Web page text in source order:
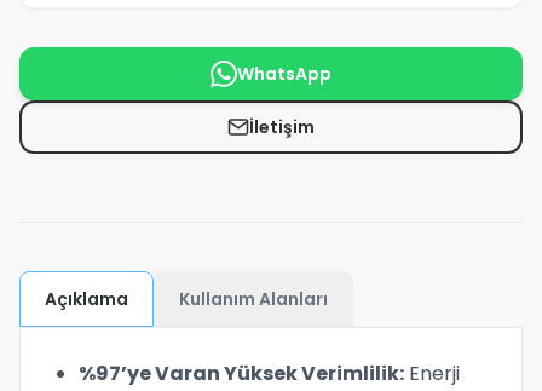
WhatsApp
İletişim
Açıklama Kullanım Alanları
%97’ye Varan Yüksek Verimlilik: Enerji